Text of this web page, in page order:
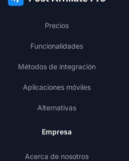
Precios
Funcionalidades
Métodos de integración
Aplicaciones móviles
Alternativas
Empresa
Acerca de nosotros